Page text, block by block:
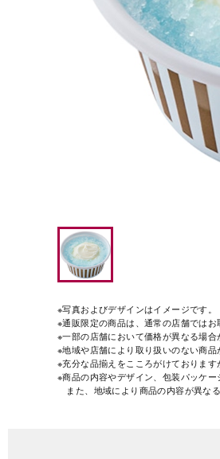
※写真およびデザインはイメージです。
※通販限定の商品は、通常の店舗ではお
※一部の店舗において価格が異なる場合
※地域や店舗により取り扱いのない商品
※充分な品揃えをこころがけております
※商品の内容やデザイン、包装パッケー
また、地域により商品の内容が異なる